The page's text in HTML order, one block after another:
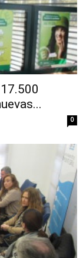
0